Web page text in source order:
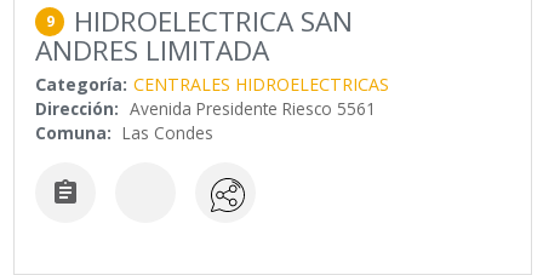
9 HIDROELECTRICA SAN
ANDRES LIMITADA
Categoría: CENTRALES HIDROELECTRICAS
Dirección: Avenida Presidente Riesco 5561
Comuna: Las Condes
